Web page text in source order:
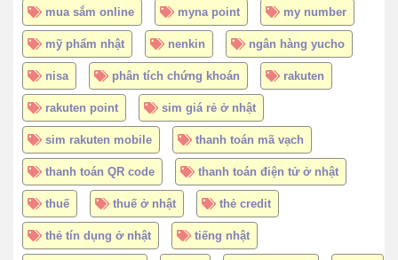
mua sắm online myna point my number
mỹ phẩm nhật nenkin ngân hàng yucho
nisa phân tích chứng khoán rakuten
rakuten point sim giá rẻ ở nhật
sim rakuten mobile thanh toán mã vạch
thanh toán QR code thanh toán điện tử ở nhật
thuế thuế ở nhật thẻ credit
thẻ tín dụng ở nhật tiếng nhật